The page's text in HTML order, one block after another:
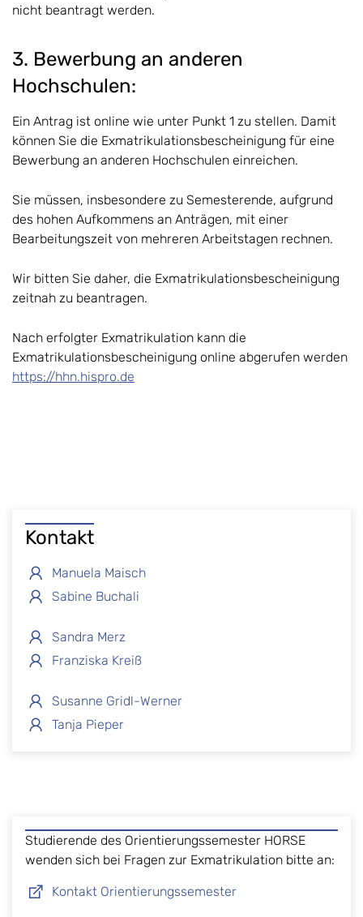
nicht beantragt werden.
3. Bewerbung an anderen
Hochschulen:
Ein Antrag ist online wie unter Punkt 1 zu stellen. Damit
können Sie die Exmatrikulationsbescheinigung für eine
Bewerbung an anderen Hochschulen einreichen.
Sie müssen, insbesondere zu Semesterende, aufgrund
des hohen Aufkommens an Anträgen, mit einer
Bearbeitungszeit von mehreren Arbeitstagen rechnen.
Wir bitten Sie daher, die Exmatrikulationsbescheinigung
zeitnah zu beantragen.
Nach erfolgter Exmatrikulation kann die
Exmatrikulationsbescheinigung online abgerufen werden
https://hhn.hispro.de
Kontakt
Manuela Maisch
Sabine Buchali
Sandra Merz
Franziska Kreiß
Susanne Gridl-Werner
Tanja Pieper
Studierende des Orientierungssemester HORSE
wenden sich bei Fragen zur Exmatrikulation bitte an:
Kontakt Orientierungssemester